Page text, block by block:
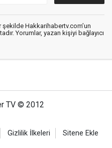
şekilde Hakkarihabertv.com’un
Yorumlar, yazan kişiyi bağlayıcı
TV © 2012
Gizlilik İlkeleri Sitene Ekle